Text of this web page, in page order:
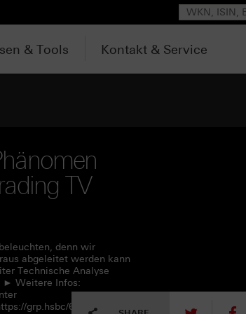
Suche
& Tools Kontakt & Service
TV
denn wir
abgeleitet werden kann
Technische Analyse
► Weitere Infos:
grp.hsbc/6057RHNn1